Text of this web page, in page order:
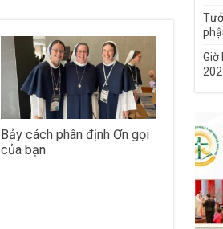
Bảy cách phân định Ơn gọi
của bạn
Giờ